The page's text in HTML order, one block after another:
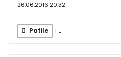
26.06.2016 20:32
Patile 1